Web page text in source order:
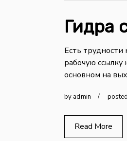
Гидра
Есть
рабочую ссылку
основном на
by admin
Read More